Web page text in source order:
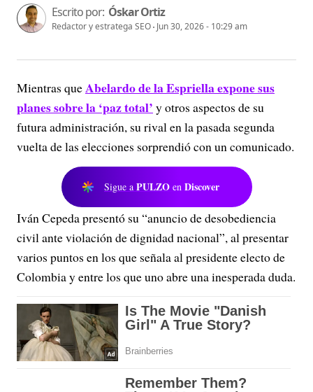
Escrito por: Óskar Ortiz
Redactor y estratega SEO Jun 30, 2026 - 10:29 am
Mientras queAbelardo de la Espriella expone sus
planes sobre la ‘paz total’ y otros aspectos de su
futura administración, su rival en la pasada segunda
vuelta de las elecciones sorprendió con un comunicado.
Sigue a PULZO en Discover
Iván Cepeda presentó su “anuncio de desobediencia
civil ante violación de dignidad nacional”, al presentar
varios puntos en los que señala al presidente electo de
Colombia y entre los que uno abre una inesperada duda.